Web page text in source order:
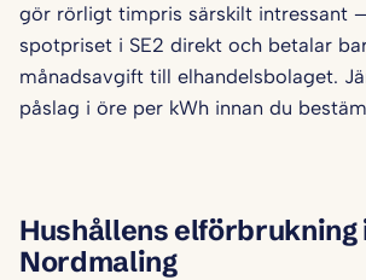
gör rörligt timpris särskilt intressant
spotpriset i SE2 direkt och betalar
månadsavgift till elhandelsbolaget.
påslag i öre per kWh innan du
Hushållens elförbrukning
Nordmaling